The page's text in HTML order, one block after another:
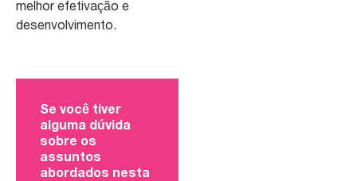
melhor efetivação e
desenvolvimento.
Se você tiver
alguma dúvida
sobre os
assuntos
abordados nesta